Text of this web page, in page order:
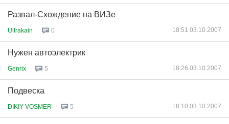
Развал-Схождение на ВИЗе
Ultrakain 0 18:51 03.10.2007
Нужен автоэлектрик
Genrix 5 18:26 03.10.2007
Подвеска
DIKIY VOSMER 5 18:10 03.10.2007